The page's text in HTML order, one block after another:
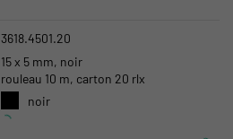
3618.4501.20
15 x 5 mm, noir
rouleau 10 m, carton 20 rlx
noir